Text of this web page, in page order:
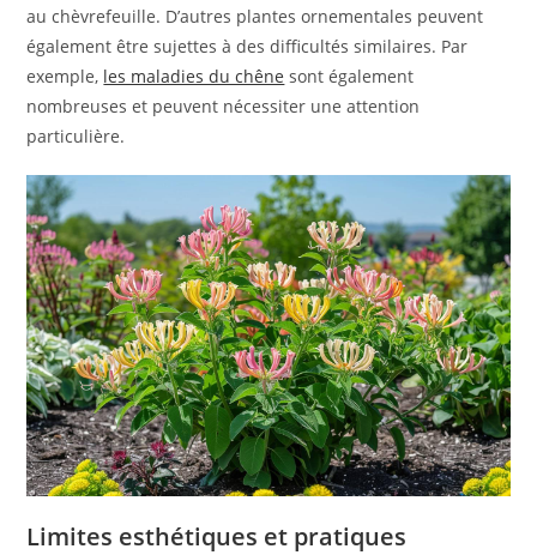
au chèvrefeuille. D’autres plantes ornementales peuvent
également être sujettes à des difficultés similaires. Par
exemple, les maladies du chêne sont également
nombreuses et peuvent nécessiter une attention
particulière.
Limites esthétiques et pratiques